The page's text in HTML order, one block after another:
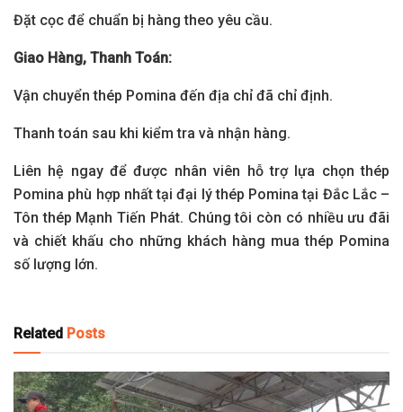
Đặt cọc để chuẩn bị hàng theo yêu cầu.
Giao Hàng, Thanh Toán:
Vận chuyển thép Pomina đến địa chỉ đã chỉ định.
Thanh toán sau khi kiểm tra và nhận hàng.
Liên hệ ngay để được nhân viên hỗ trợ lựa chọn thép
Pomina phù hợp nhất tại đại lý thép Pomina tại Đắc Lắc –
Tôn thép Mạnh Tiến Phát. Chúng tôi còn có nhiều ưu đãi
và chiết khấu cho những khách hàng mua thép Pomina
số lượng lớn.
Related Posts